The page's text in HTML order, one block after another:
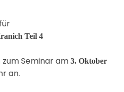
für
Teil 4
Seminar am 3. Oktober
an.